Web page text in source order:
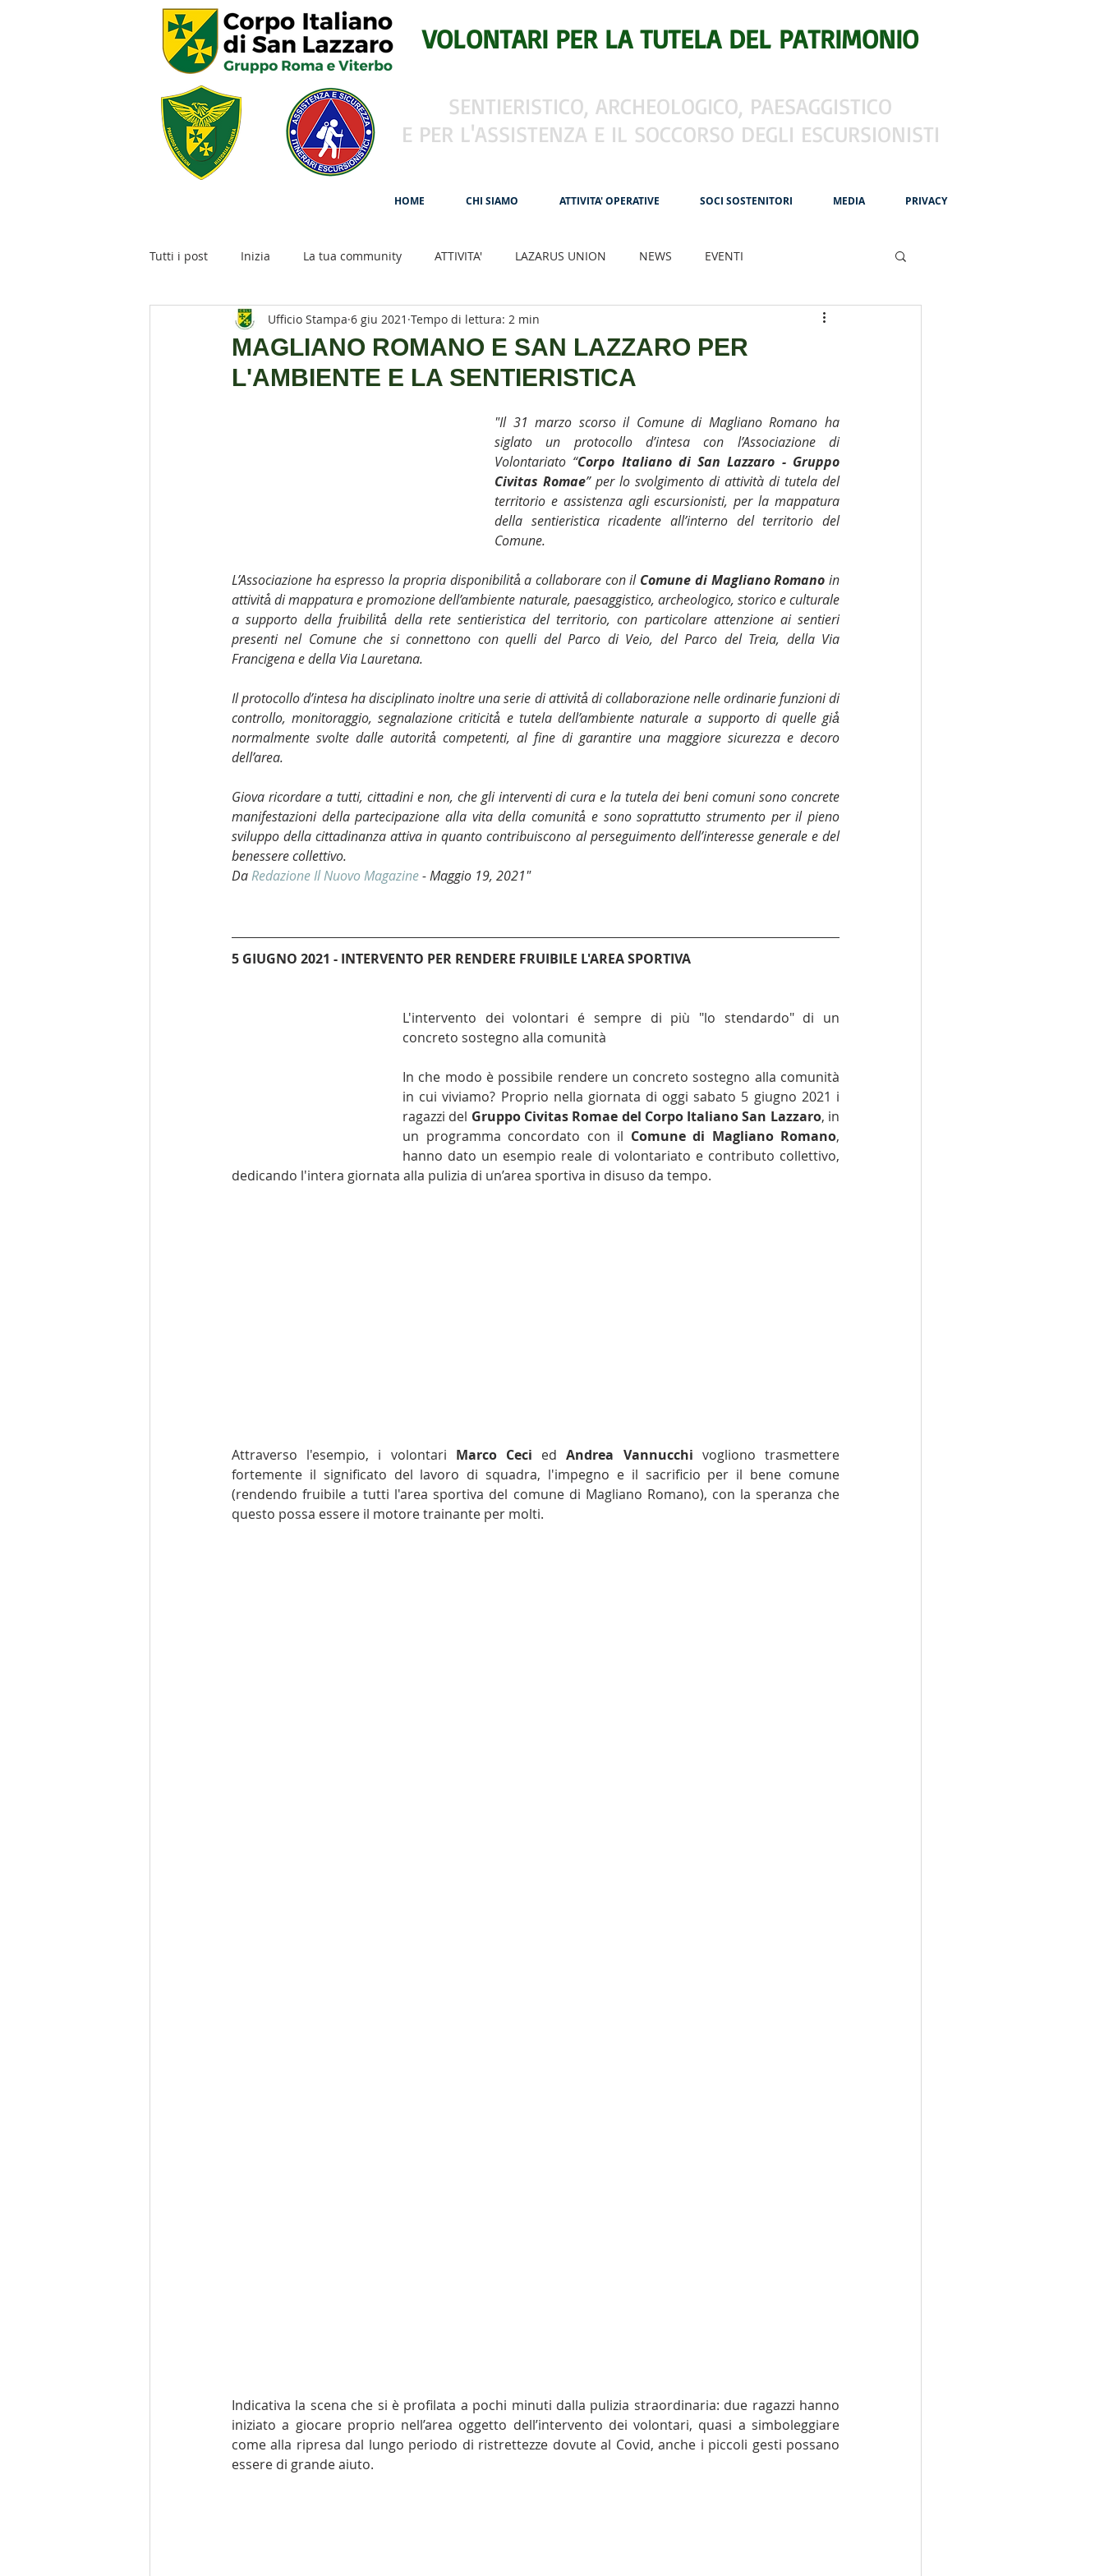
VOLONTARI PER LA TUTELA DEL PATRIMONIO
SENTIERISTICO, ARCHEOLOGICO, PAESAGGISTICO
E PER L'ASSISTENZA E IL SOCCORSO DEGLI ESCURSIONISTI
HOME CHI SIAMO ATTIVITA' OPERATIVE SOCI SOSTENITORI MEDIA PRIVACY
Tutti i post Inizia La tua community ATTIVITA' LAZARUS UNION NEWS EVENTI
AGENDA RIDUZIONE DISASTRI CIVITAS ROMAE CSLI ITALIA
Formazione Coronavirus Covid-19 PedalAbile Parco di Veio
Segnalazioni
Lions Club Magliano Romano
MAGLIANO ROMANO E SAN LAZZARO PER
L'AMBIENTE E LA SENTIERISTICA
Ufficio Stampa 6 giu 2021 Tempo di lettura: 2 min
"Il 31 marzo scorso il Comune di Magliano Romano ha
siglato un protocollo d’intesa con l’Associazione di
Volontariato “Corpo Italiano di San Lazzaro - Gruppo
Civitas Romae” per lo svolgimento di attività di tutela del
territorio e assistenza agli escursionisti, per la mappatura
della sentieristica ricadente all’interno del territorio del
Comune.
L’Associazione ha espresso la propria disponibilità̀ a collaborare con il Comune di Magliano Romano in
attività̀ di mappatura e promozione dell’ambiente naturale, paesaggistico, archeologico, storico e culturale
a supporto della fruibilità̀ della rete sentieristica del territorio, con particolare attenzione ai sentieri
presenti nel Comune che si connettono con quelli del Parco di Veio, del Parco del Treia, della Via
Francigena e della Via Lauretana.
Il protocollo d’intesa ha disciplinato inoltre una serie di attività̀ di collaborazione nelle ordinarie funzioni di
controllo, monitoraggio, segnalazione criticità̀ e tutela dell’ambiente naturale a supporto di quelle già̀
normalmente svolte dalle autorità̀ competenti, al fine di garantire una maggiore sicurezza e decoro
dell’area.
Giova ricordare a tutti, cittadini e non, che gli interventi di cura e la tutela dei beni comuni sono concrete
manifestazioni della partecipazione alla vita della comunità̀ e sono soprattutto strumento per il pieno
sviluppo della cittadinanza attiva in quanto contribuiscono al perseguimento dell’interesse generale e del
benessere collettivo.
Da Redazione Il Nuovo Magazine - Maggio 19, 2021"
5 GIUGNO 2021 - INTERVENTO PER RENDERE FRUIBILE L'AREA SPORTIVA
L'intervento dei volontari é sempre di più "lo stendardo" di un
concreto sostegno alla comunità
In che modo è possibile rendere un concreto sostegno alla comunità
in cui viviamo? Proprio nella giornata di oggi sabato 5 giugno 2021 i
ragazzi del Gruppo Civitas Romae del Corpo Italiano San Lazzaro, in
un programma concordato con il Comune di Magliano Romano,
hanno dato un esempio reale di volontariato e contributo collettivo,
dedicando l'intera giornata alla pulizia di un’area sportiva in disuso da tempo.
Attraverso l'esempio, i volontari Marco Ceci ed Andrea Vannucchi vogliono trasmettere
fortemente il significato del lavoro di squadra, l'impegno e il sacrificio per il bene comune
(rendendo fruibile a tutti l'area sportiva del comune di Magliano Romano), con la speranza che
questo possa essere il motore trainante per molti.
Indicativa la scena che si è profilata a pochi minuti dalla pulizia straordinaria: due ragazzi hanno
iniziato a giocare proprio nell’area oggetto dell’intervento dei volontari, quasi a simboleggiare
come alla ripresa dal lungo periodo di ristrettezze dovute al Covid, anche i piccoli gesti possano
essere di grande aiuto.